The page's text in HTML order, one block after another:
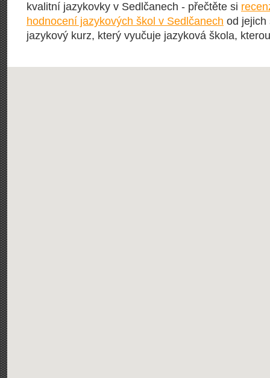
kvalitní jazykovky v Sedlčanech - přečtěte si
hodnocení jazykových škol v Sedlčanech od jejich
jazykový kurz, který vyučuje jazyková škola,